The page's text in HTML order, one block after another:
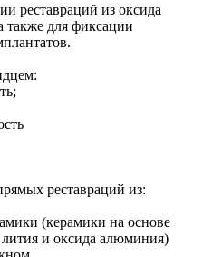
реставраций из оксида
также для фиксации
реставраций из:
(керамики на основе
и оксида алюминия)